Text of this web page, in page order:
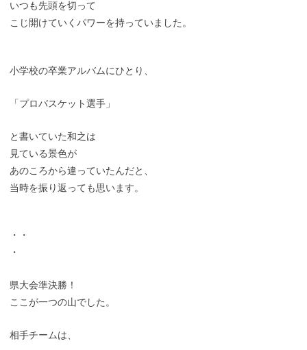
いつも先頭を切って
こじ開けていくパワーを持っていました。
小学校の卒業アルバムにひとり、
「プロバスケット選手」
と書いていた和之は
見ている景色が
あのころから違っていたんだと、
当時を振り返っても思います。
・・
・
県大会準決勝！
ここが一つの山でした。
相手チームは、